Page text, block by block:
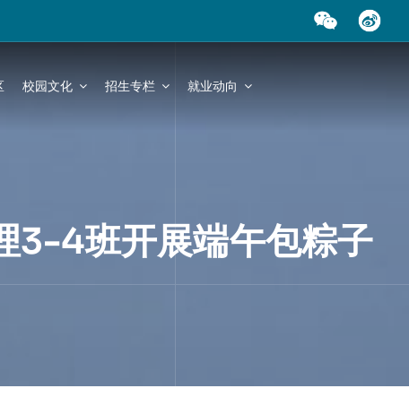
校园文化 招生专栏 就业动向
3-4班开展端午包粽子